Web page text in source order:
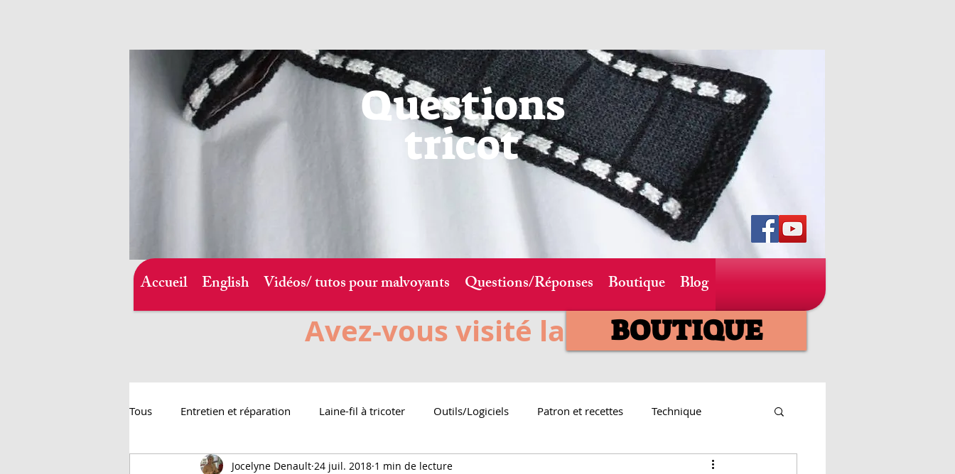
Questions
tricot
Accueil English Vidéos/ tutos pour malvoyants Questions/Réponses Boutique Blog
BOUTIQUE
Avez-vous visité la
Tous Entretien et réparation Laine-fil à tricoter Outils/Logiciels Patron et recettes Technique
Jocelyne Denault 24 juil. 2018 1 min de lecture